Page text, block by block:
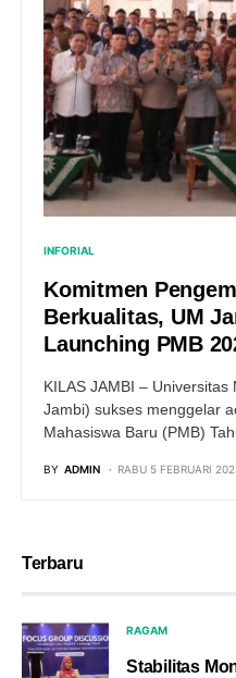
INFORIAL
Komitmen
Berkualitas, UM
Launching PMB
KILAS JAMBI –
Jambi) sukses menggelar
Mahasiswa Baru (PMB)
BY ADMIN RABU 5 FEBRUARI
Terbaru
RAGAM
Stabilitas